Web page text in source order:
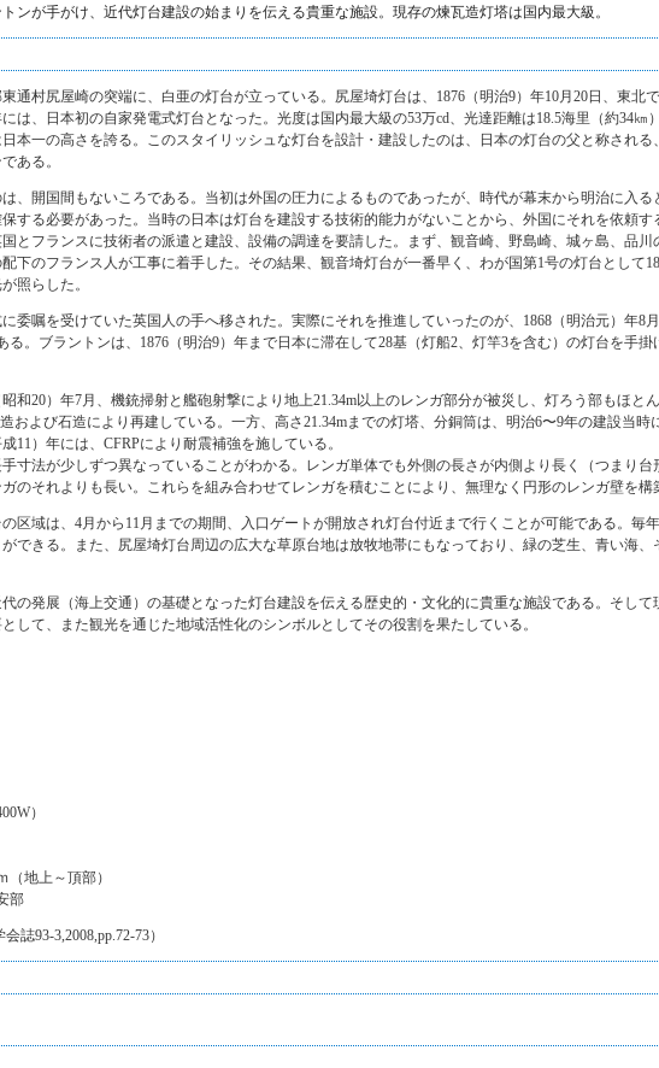
ンが手がけ、近代灯台建設の始まりを伝える貴重な施設。現存の煉瓦造灯塔は国内最大級。
通村尻屋崎の突端に、白亜の灯台が立っている。尻屋埼灯台は、1876（明治9）年10月20日、東北
は、日本初の自家発電式灯台となった。光度は国内最大級の53万cd、光達距離は18.5海里（約34㎞
本一の高さを誇る。このスタイリッシュな灯台を設計・建設したのは、日本の灯台の父と称される
ある。
、開国間もないころである。当初は外国の圧力によるものであったが、時代が幕末から明治に入
する必要があった。当時の日本は灯台を建設する技術的能力がないことから、外国にそれを依頼
とフランスに技術者の派遣と建設、設備の調達を要請した。まず、観音崎、野島崎、城ヶ島、品川
下のフランス人が工事に着手した。その結果、観音埼灯台が一番早く、わが国第1号の灯台として
照らした。
委嘱を受けていた英国人の手へ移された。実際にそれを推進していったのが、1868（明治元）年8
る。ブラントンは、1876（明治9）年まで日本に滞在して28基（灯船2、灯竿3を含む）の灯台を手
和20）年7月、機銃掃射と艦砲射撃により地上21.34m以上のレンガ部分が被災し、灯ろう部もほと
および石造により再建している。一方、高さ21.34mまでの灯塔、分銅筒は、明治6〜9年の建設当時
11）年には、CFRPにより耐震補強を施している。
寸法が少しずつ異なっていることがわかる。レンガ単体でも外側の長さが内側より長く（つまり
のそれよりも長い。これらを組み合わせてレンガを積むことにより、無理なく円形のレンガ壁を構
区域は、4月から11月までの期間、入口ゲートが開放され灯台付近まで行くことが可能である。毎
できる。また、尻屋埼灯台周辺の広大な草原台地は放牧地帯にもなっており、緑の芝生、青い海、
の発展（海上交通）の基礎となった灯台建設を伝える歴史的・文化的に貴重な施設である。そし
して、また観光を通じた地域活性化のシンボルとしてその役割を果たしている。
）
地上～頂部）
部
誌93-3,2008,pp.72-73）